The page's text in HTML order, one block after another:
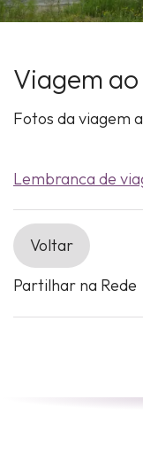
Viagem
Fotos da viagem
Lembranca de
Voltar
Partilhar na Rede